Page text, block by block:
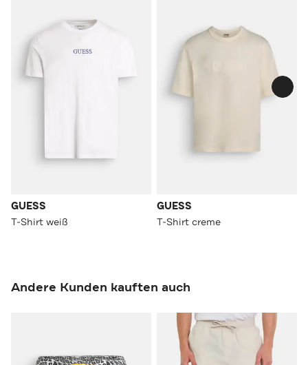
GUESS
T-Shirt weiß
GUESS
T-Shirt creme
Andere Kunden kauften auch